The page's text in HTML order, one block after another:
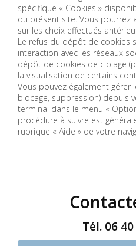
spécifique « Cookies »
du présent site. Vous pourrez
sur les choix effectués
Le refus du dépôt de cookies
interaction avec les réseaux
dépôt de cookies de ciblage
la visualisation de certains
Vous pouvez également gérer
blocage, suppression) depuis
terminal dans le menu «
procédure à suivre est
rubrique « Aide » de
Tél. 06